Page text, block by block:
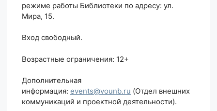
режиме работы Библиотеки по адресу: ул.
Мира, 15.
Вход свободный.
Возрастные ограничения: 12+
Дополнительная
информация: events@vounb.ru (Отдел внешних
коммуникаций и проектной деятельности).